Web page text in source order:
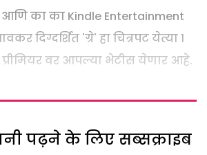
आणि का का Kindle Entertainment
दिग्दर्शित 'ग्रे' हा चित्रपट येत्या १
वर आपल्या भेटीस येणार आहे.
पढ़ने के लिए सब्सक्राइब